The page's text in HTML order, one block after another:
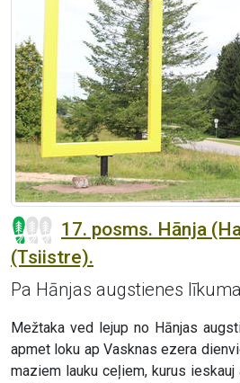
17. posms. Hānja
(Tsiistre).
Pa Hānjas augstienes
Mežtaka ved lejup no Hānjas
apmet loku ap Vasknas ezera
maziem lauku ceļiem, kurus